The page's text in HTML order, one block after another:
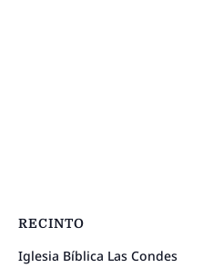
RECINTO
Iglesia Bíblica Las Condes